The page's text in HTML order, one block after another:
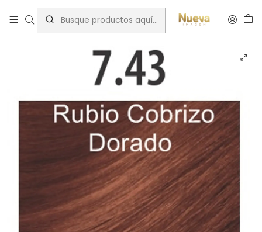
Cromatone TINTURA CROMATONE COOPER 60 ML 7.43